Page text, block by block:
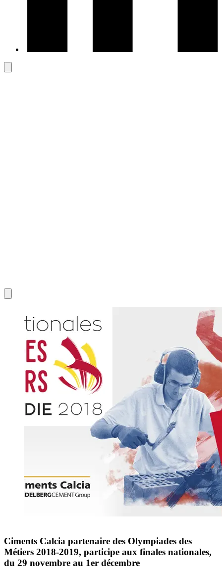
Ciments Calcia partenaire des Olympiades des
Métiers 2018-2019, participe aux finales nationales,
du 29 novembre au 1er décembre